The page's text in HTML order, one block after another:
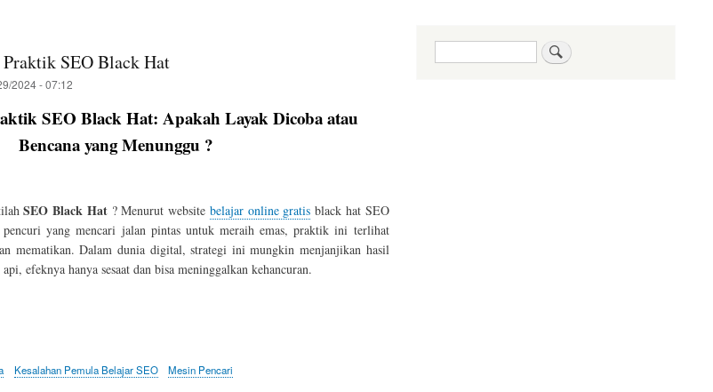
SEO Black Hat
2024 - 07:12
SEO Black Hat: Apakah Layak Dicoba atau
Bencana yang Menunggu ?
SEO Black Hat? Menurut website belajar online gratis black hat SEO
pencuri yang mencari jalan pintas untuk meraih emas, praktik ini terlihat
mematikan. Dalam dunia digital, strategi ini mungkin menjanjikan hasil
efeknya hanya sesaat dan bisa meninggalkan kehancuran.
Kesalahan Pemula Belajar SEO Mesin Pencari
Search